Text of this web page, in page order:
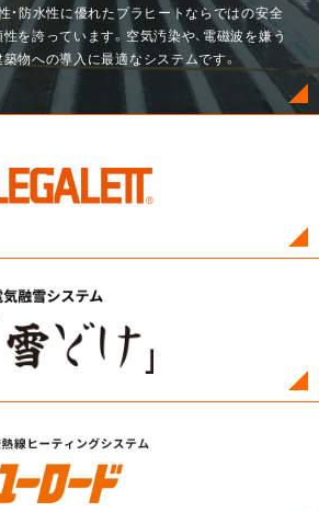
・防水性に優れたプラヒートならではの安全
を誇っています。空気汚染や、電磁波を嫌う
築物への導入に最適なシステムです。